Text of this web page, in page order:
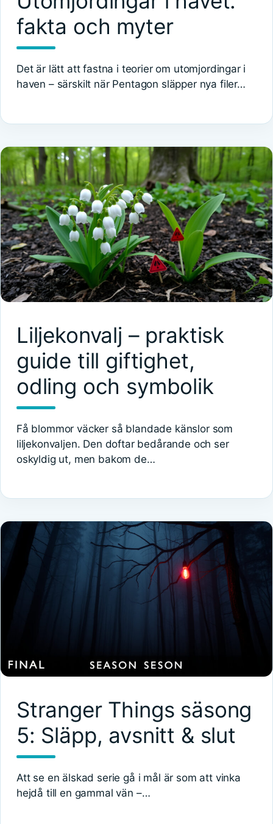
fakta och myter
Det är lätt att fastna i teorier om utomjordingar i
haven – särskilt när Pentagon släpper nya filer…
Liljekonvalj – praktisk
guide till giftighet,
odling och symbolik
Få blommor väcker så blandade känslor som
liljekonvaljen. Den doftar bedårande och ser
oskyldig ut, men bakom de…
Stranger Things säsong
5: Släpp, avsnitt & slut
Att se en älskad serie gå i mål är som att vinka
hejdå till en gammal vän –…